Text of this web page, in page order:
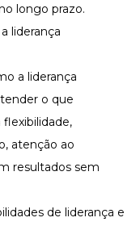
longo prazo.
liderança
a liderança
o que
flexibilidade,
atenção ao
resultados sem
de liderança e